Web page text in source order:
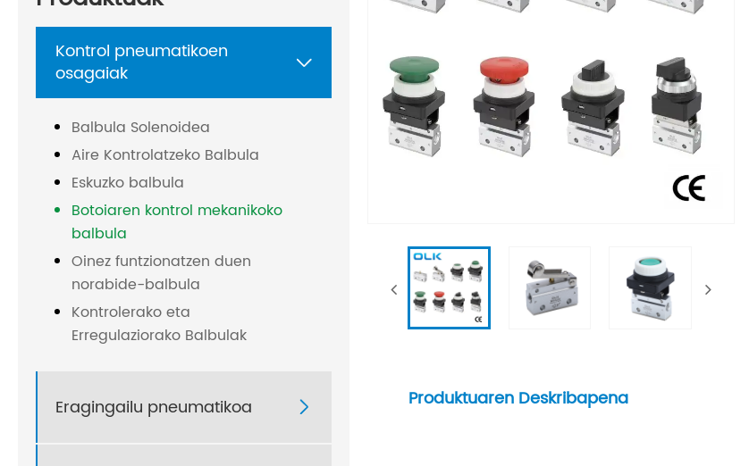
Kontrol pneumatikoen
osagaiak

Balbula Solenoidea
Aire Kontrolatzeko Balbula
Eskuzko balbula
Botoiaren kontrol mekanikoko
balbula
Oinez funtzionatzen duen
norabide-balbula
Kontrolerako eta
Erregulaziorako Balbulak
Eragingailu pneumatikoa  Produktuaren Deskribapena